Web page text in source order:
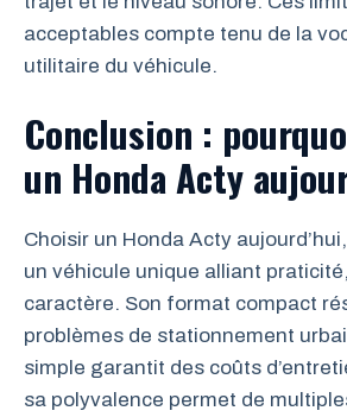
acceptables compte tenu de la
utilitaire du véhicule.
Conclusion :
un Honda Acty
Choisir un Honda Acty
un véhicule unique alliant
caractère. Son format compact
problèmes de stationnement
simple garantit des coûts
sa polyvalence permet de